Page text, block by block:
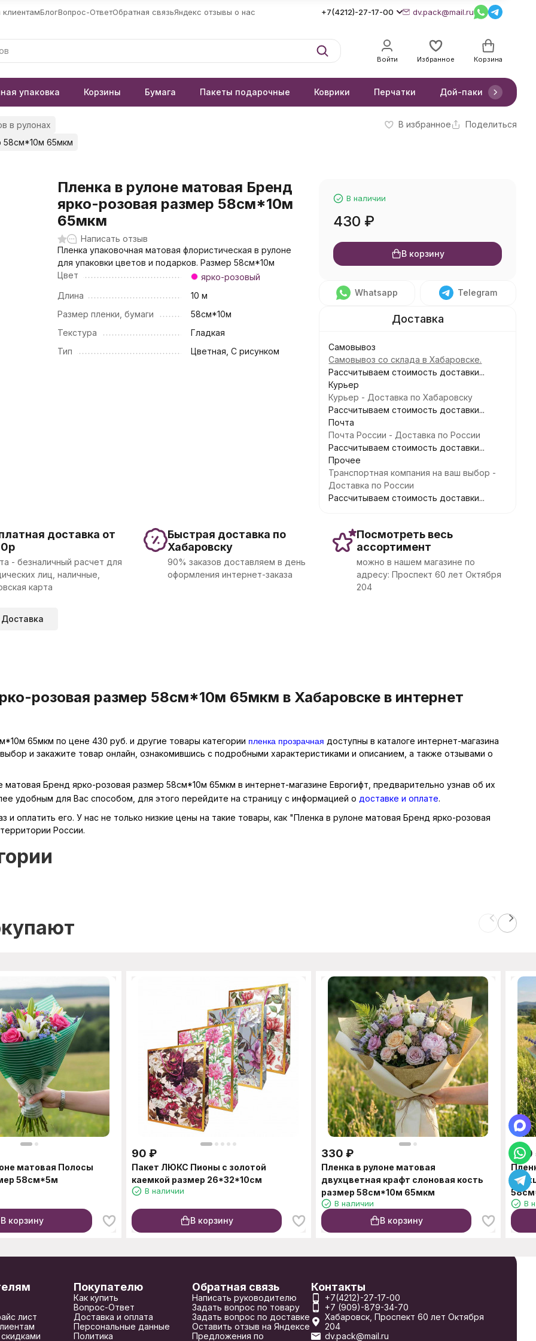
БлогВопрос-ОтветОбратная связьЯндекс отзывы о нас +7(4212)-27-17-00 dv.pack@mail.ru
Войти Избранное Корзина
упаковка Корзины Бумага Пакеты подарочные Коврики Перчатки Дой-паки
в рулонах
58см*10м 65мкм
В избранное Поделиться
Пленка в рулоне матовая Бренд
ярко-розовая размер 58см*10м
65мкм
Написать отзыв
Пленка упаковочная матовая флористическая в рулоне
для упаковки цветов и подарков. Размер 58см*10м
Цвет
ярко-розовый
Длина
10 м
Размер пленки, бумаги
58см*10м
Текстура
Гладкая
Тип
Цветная, С рисунком
В наличии
430 ₽
В корзину
Whatsapp Telegram
Самовывоз
Самовывоз со склада в Хабаровске.
Рассчитываем стоимость доставки...
Курьер
Курьер - Доставка по Хабаровску
Рассчитываем стоимость доставки...
Почта
Почта России - Доставка по России
Рассчитываем стоимость доставки...
Прочее
Транспортная компания на ваш выбор -
Доставка по России
Рассчитываем стоимость доставки...
доставка от
- безналичный расчет для
лиц, наличные,
карта
Быстрая доставка по
Хабаровску
90% заказов доставляем в день
оформления интернет-заказа
Посмотреть весь
ассортимент
можно в нашем магазине по
адресу: Проспект 60 лет Октября
204
Доставка
розовая размер 58см*10м 65мкм в Хабаровске в интернет
65мкм по цене 430 руб. и другие товары категории пленка прозрачная доступны в каталоге интернет-магазина
и закажите товар онлайн, ознакомившись с подробными характеристиками и описанием, а также отзывами о
матовая Бренд ярко-розовая размер 58см*10м 65мкм в интернет-магазине Еврогифт, предварительно узнав об их
удобным для Вас способом, для этого перейдите на страницу с информацией о доставке и оплате.
и оплатить его. У нас не только низкие цены на такие товары, как "Пленка в рулоне матовая Бренд ярко-розовая
России.
матовая Полосы
58см*5м
В корзину
90 ₽
Пакет ЛЮКС Пионы с золотой
каемкой размер 26*32*10см
В наличии
В корзину
330 ₽
Пленка в рулоне матовая
двухцветная крафт слоновая кость
размер 58см*10м 65мкм
В наличии
В корзину
330
В
лист
Покупателю
Как купить
Вопрос-Ответ
Доставка и оплата
Персональные данные
Политика
Обратная связь
Написать руководителю
Задать вопрос по товару
Задать вопрос по доставке
Оставить отзыв на Яндексе
Предложения по
Контакты
+7(4212)-27-17-00
+7 (909)-879-34-70
Хабаровск, Проспект 60 лет Октября
204
dv.pack@mail.ru